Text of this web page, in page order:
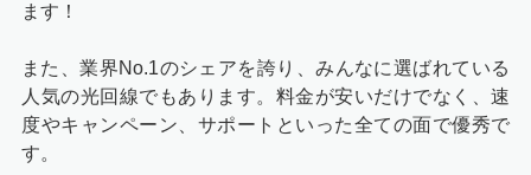
ます！
また、業界No.1のシェアを誇り、みんなに選ばれている
人気の光回線でもあります。料金が安いだけでなく、速
度やキャンペーン、サポートといった全ての面で優秀で
す。